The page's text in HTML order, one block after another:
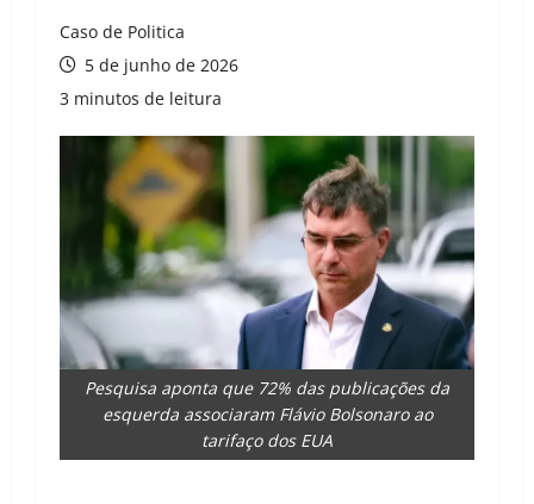
Caso de Politica
5 de junho de 2026
3 minutos de leitura
Pesquisa aponta que 72% das publicações da
esquerda associaram Flávio Bolsonaro ao
tarifaço dos EUA